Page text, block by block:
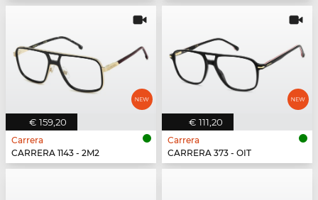
€ 159,20
Carrera
CARRERA 1143 - 2M2
€ 111,20
Carrera
CARRERA 373 - OIT